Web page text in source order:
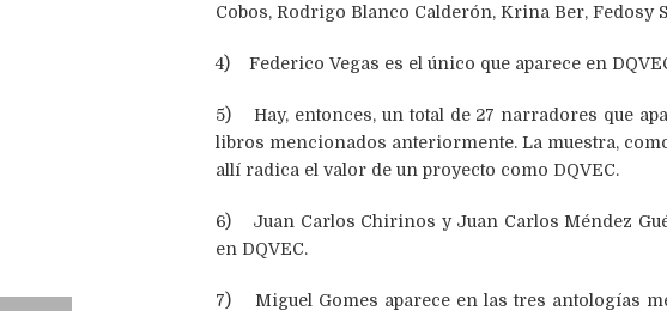
Cobos, Rodrigo Blanco Calderón, Krina Ber, Fedosy
4) Federico Vegas es el único que aparece en
5) Hay, entonces, un total de 27 narradores que
libros mencionados anteriormente. La muestra,
allí radica el valor de un proyecto como DQVEC.
6) Juan Carlos Chirinos y Juan Carlos Méndez
en DQVEC.
7) Miguel Gomes aparece en las tres antologías